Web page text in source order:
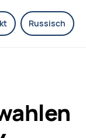
Russisch